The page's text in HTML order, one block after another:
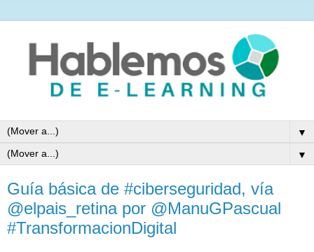
▼
▼
Guía básica de #ciberseguridad, vía
@elpais_retina por @ManuGPascual
#TransformacionDigital